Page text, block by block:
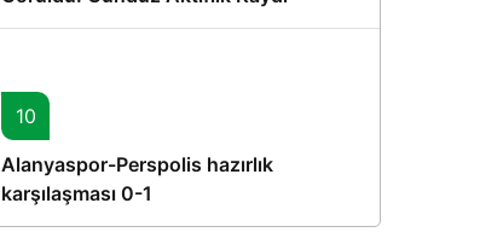
10
Alanyaspor-Perspolis hazırlık
karşılaşması 0-1